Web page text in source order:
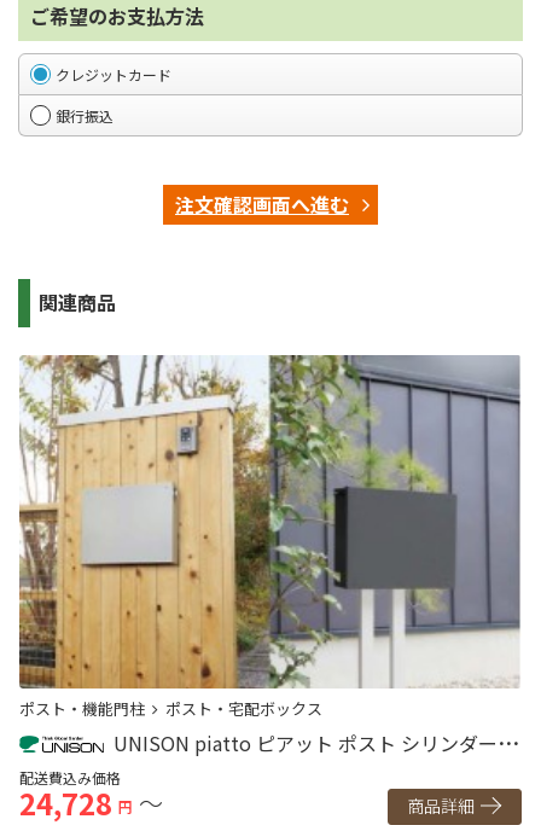
ご希望のお支払方法
クレジットカード
銀行振込
注文確認画面へ進む
関連商品
ポスト・機能門柱 ポスト・宅配ボックス
UNISON piatto ピアット ポスト シリンダー錠
ダイヤル錠
配送費込み価格
24,728 円 ～ 商品詳細